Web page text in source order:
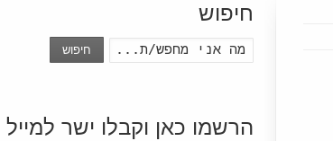
חיפוש
חיפוש
הרשמו כאן וקבלו ישר למייל